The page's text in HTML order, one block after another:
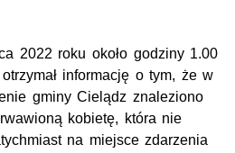
2022 roku około godziny 1.00
informację o tym, że w
gminy Cielądz znaleziono
kobietę, która nie
na miejsce zdarzenia